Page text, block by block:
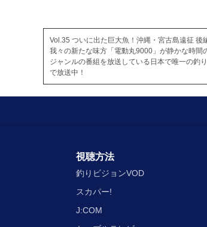
Vol.35 ついに出た巨大魚！沖縄・宮古島遠征
我々の新たな味方「電動丸9000」が静かな時
ジャンルの番組を放送している日本で唯一の釣
で放送中！
視聴方法
釣りビジョンVOD
スカパー!
J:COM